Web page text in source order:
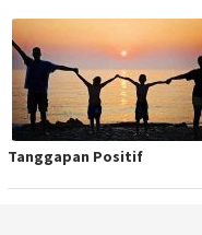
Tanggapan Positif